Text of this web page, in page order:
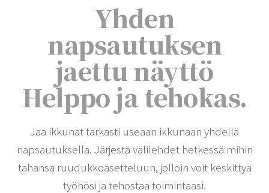
Yhden
napsautuksen
jaettu näyttö
Helppo ja tehokas.
Jaa ikkunat tarkasti useaan ikkunaan yhdellä
napsautuksella. Järjestä välilehdet hetkessä mihin
tahansa ruudukkoasetteluun, jolloin voit keskittyä
työhösi ja tehostaa toimintaasi.